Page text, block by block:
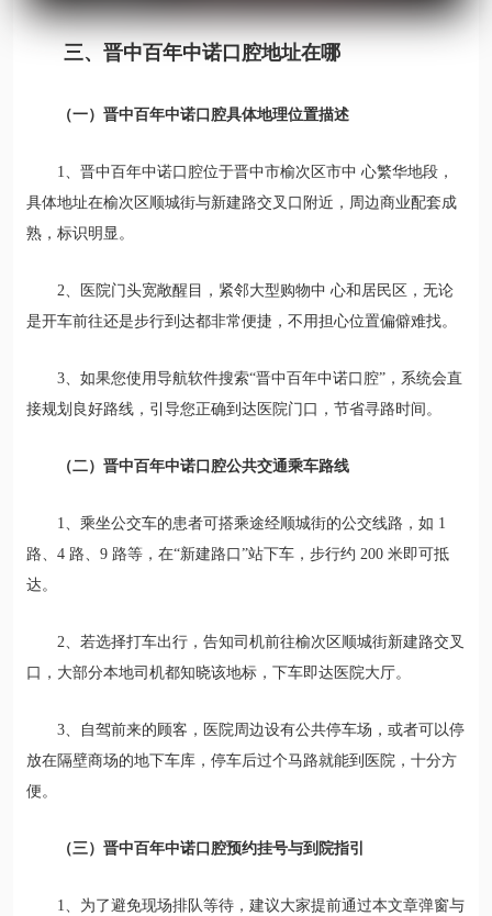
三、晋中百年中诺口腔地址在哪
（一）晋中百年中诺口腔具体地理位置描述
1、晋中百年中诺口腔位于晋中市榆次区市中 心繁华地段，
具体地址在榆次区顺城街与新建路交叉口附近，周边商业配套成
熟，标识明显。
2、医院门头宽敞醒目，紧邻大型购物中 心和居民区，无论
是开车前往还是步行到达都非常便捷，不用担心位置偏僻难找。
3、如果您使用导航软件搜索“晋中百年中诺口腔”，系统会直
接规划良好路线，引导您正确到达医院门口，节省寻路时间。
（二）晋中百年中诺口腔公共交通乘车路线
1、乘坐公交车的患者可搭乘途经顺城街的公交线路，如 1
路、4 路、9 路等，在“新建路口”站下车，步行约 200 米即可抵
达。
2、若选择打车出行，告知司机前往榆次区顺城街新建路交叉
口，大部分本地司机都知晓该地标，下车即达医院大厅。
3、自驾前来的顾客，医院周边设有公共停车场，或者可以停
放在隔壁商场的地下车库，停车后过个马路就能到医院，十分方
便。
（三）晋中百年中诺口腔预约挂号与到院指引
1、为了避免现场排队等待，建议大家提前通过本文章弹窗与